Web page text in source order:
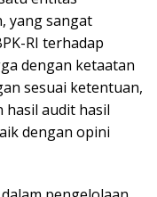
pengelolaan
hasil
berhasil
terakhir ini, yakni
ungkap Efendy.